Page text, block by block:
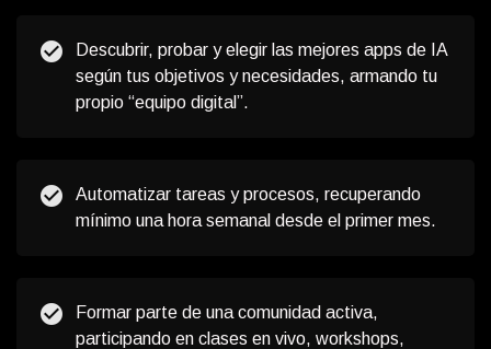
check_circle
Descubrir, probar y elegir las mejores apps de IA
según tus objetivos y necesidades, armando tu
propio “equipo digital”.
check_circle
Automatizar tareas y procesos, recuperando
mínimo una hora semanal desde el primer mes.
check_circle
Formar parte de una comunidad activa,
participando en clases en vivo, workshops,